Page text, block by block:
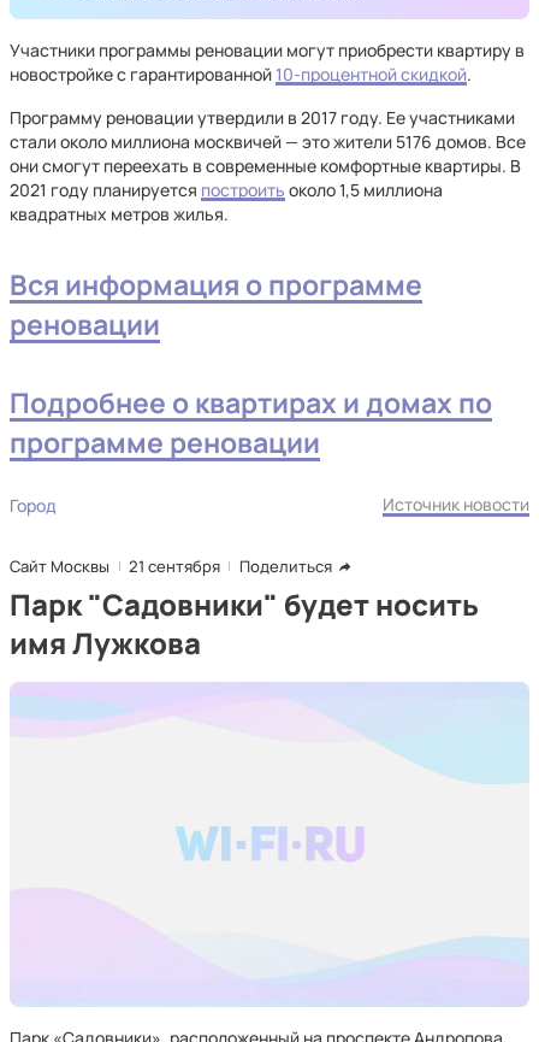
Участники программы реновации могут приобрести квартиру в
новостройке с гарантированной 10-процентной скидкой.
Программу реновации утвердили в 2017 году. Ее участниками
стали около миллиона москвичей — это жители 5176 домов. Все
они смогут переехать в современные комфортные квартиры. В
2021 году планируется построить около 1,5 миллиона
квадратных метров жилья.
Вся информация о программе
реновации
Подробнее о квартирах и домах по
программе реновации
Город Источник новости
Сайт Москвы 21 сентября Поделиться
Парк "Садовники" будет носить
имя Лужкова